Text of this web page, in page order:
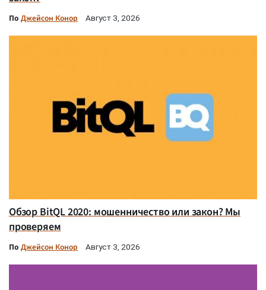
По Джейсон Конор Август 3, 2026
Обзор BitQL 2020: мошенничество или закон? Мы
проверяем
По Джейсон Конор Август 3, 2026